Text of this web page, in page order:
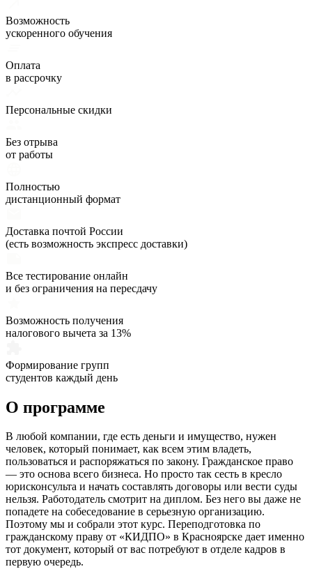
Возможность
ускоренного обучения
Оплата
в рассрочку
Персональные скидки
Без отрыва
от работы
Полностью
дистанционный формат
Доставка почтой России
(есть возможность экспресс доставки)
Все тестирование онлайн
и без ограничения на пересдачу
Возможность получения
налогового вычета за 13%
Формирование групп
студентов каждый день
О программе
В любой компании, где есть деньги и имущество, нужен
человек, который понимает, как всем этим владеть,
пользоваться и распоряжаться по закону. Гражданское право
— это основа всего бизнеса. Но просто так сесть в кресло
юрисконсульта и начать составлять договоры или вести суды
нельзя. Работодатель смотрит на диплом. Без него вы даже не
попадете на собеседование в серьезную организацию.
Поэтому мы и собрали этот курс. Переподготовка по
гражданскому праву от «КИДПО» в Красноярске дает именно
тот документ, который от вас потребуют в отделе кадров в
первую очередь.